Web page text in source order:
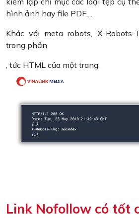
hình ảnh hay file PDF,...
Khác với meta robots, X-
trong phần
, tức HTML của một trang.
Link Nofollow có tốt